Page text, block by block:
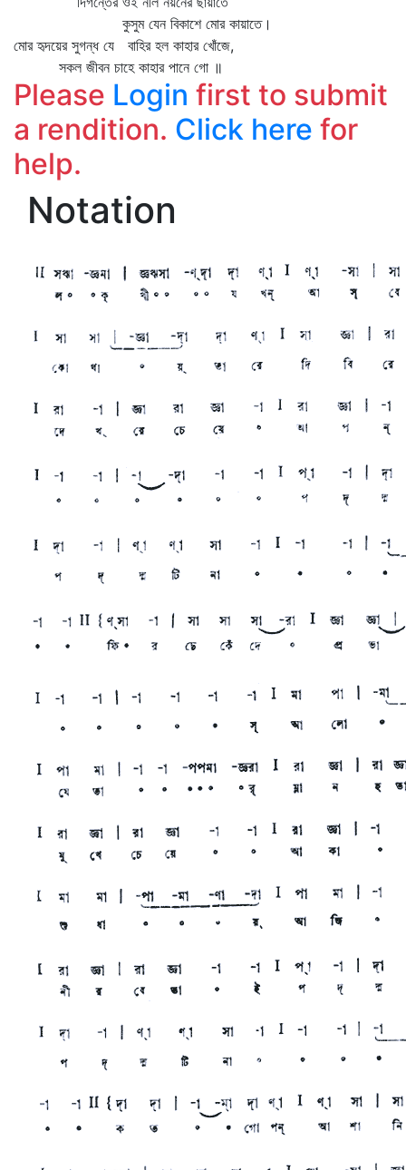
কুসুম যেন বিকাশে মোর কায়াতে।
মোর হৃদয়ের সুগন্ধ যে বাহির হল কাহার খোঁজে,
সকল জীবন চাহে কাহার পানে গো ॥
Please Login first to submit
a rendition. Click here for
help.
Notation